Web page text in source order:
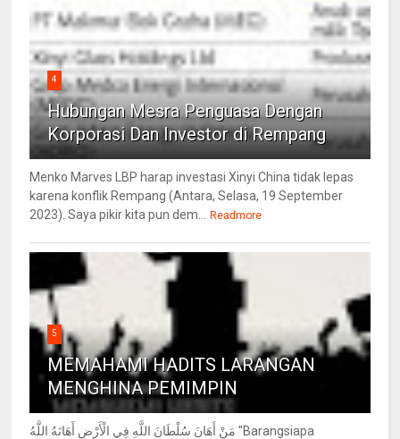
4
Hubungan Mesra Penguasa Dengan
Korporasi Dan Investor di Rempang
Menko Marves LBP harap investasi Xinyi China tidak lepas
karena konflik Rempang (Antara, Selasa, 19 September
2023). Saya pikir kita pun dem...
Readmore
5
MEMAHAMI HADITS LARANGAN
MENGHINA PEMIMPIN
مَنْ أَهَانَ سُلْطَانَ اللَّهِ فِي الْأَرْضِ أَهَانَهُ اللَّهُ "Barangsiapa